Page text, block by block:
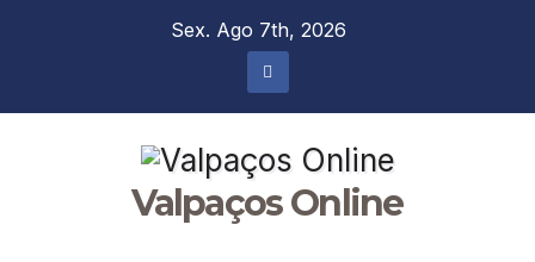
Sex. Ago 7th, 2026
Valpaços Online